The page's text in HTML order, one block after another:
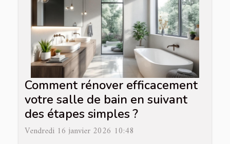
Comment rénover efficacement
votre salle de bain en suivant
des étapes simples ?
Vendredi 16 janvier 2026 10:48